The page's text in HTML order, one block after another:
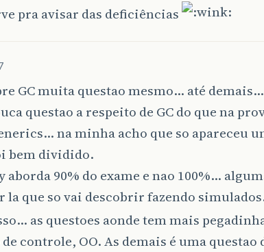
pra avisar das deficiências
GC muita questao mesmo… até
questao a respeito de GC do que na
na minha acho que so apareceu
bem dividido.
90% do exame e nao 100%…
la que so vai descobrir fazendo
as questoes aonde tem mais
controle, OO. As demais é uma questao